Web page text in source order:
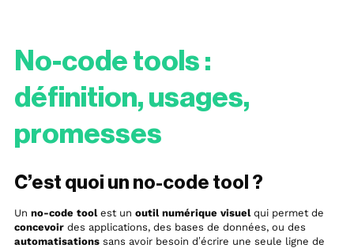
No-code tools :
définition, usages,
promesses
C’est quoi un no-code tool ?
Un no-code toolest un outil numérique visuelqui permet de
concevoirdes applications, des bases de données, ou des
automatisationssans avoir besoin d’écrire une seule ligne de